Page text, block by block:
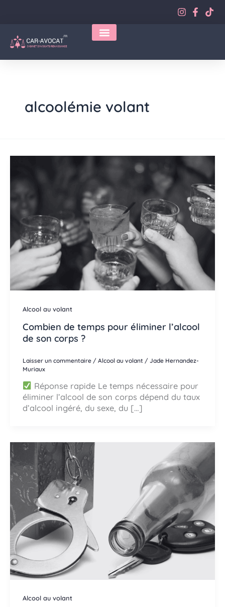
alcoolémie volant
Alcool au volant
Combien de temps pour éliminer l’alcool
de son corps ?
Laisser un commentaire / Alcool au volant / Jade Hernandez-
Muriaux
Réponse rapide Le temps nécessaire pour
éliminer l’alcool de son corps dépend du taux
d’alcool ingéré, du sexe, du […]
Alcool au volant